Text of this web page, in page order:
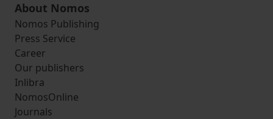
About Nomos
Nomos Publishing
Press Service
Career
Our publishers
Inlibra
NomosOnline
Journals